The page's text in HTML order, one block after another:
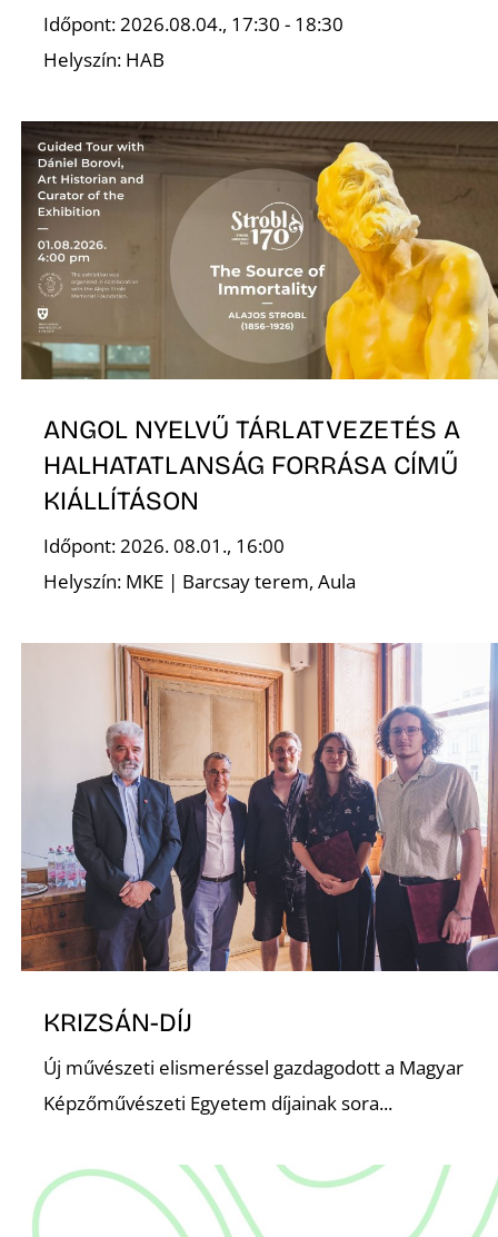
Időpont: 2026.08.04., 17:30 - 18:30
Helyszín: HAB
ANGOL NYELVŰ TÁRLATVEZETÉS A
HALHATATLANSÁG FORRÁSA CÍMŰ
KIÁLLÍTÁSON
Időpont: 2026. 08.01., 16:00
Helyszín: MKE | Barcsay terem, Aula
KRIZSÁN-DÍJ
Új művészeti elismeréssel gazdagodott a Magyar
Képzőművészeti Egyetem díjainak sora...